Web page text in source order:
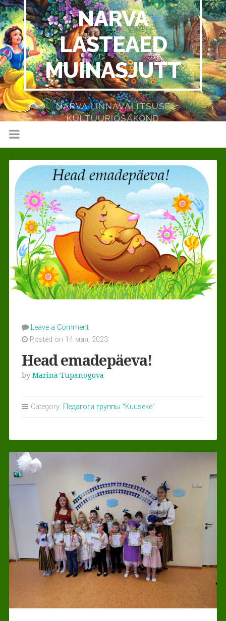
NARVA
LASTEAED
MUINASJUTT
NARVA LINNAVALITSUSE
KULTUURIOSAKOND
Leave a Comment
Posted on 14 мая, 2023
Head emadepäeva!
by Marina Tupanogova
Category: Педагоги группы "Kuuseke"